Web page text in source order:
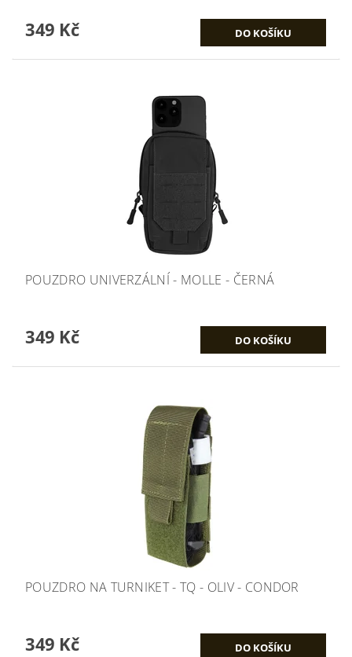
349 Kč
POUZDRO UNIVERZÁLNÍ - MOLLE - ČERNÁ
349 Kč
POUZDRO NA TURNIKET - TQ - OLIV - CONDOR
349 Kč